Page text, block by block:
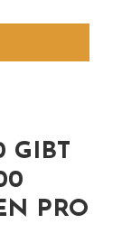
GIBT
PRO